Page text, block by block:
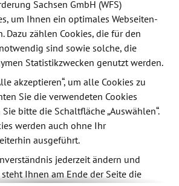
Stand zu bleiben. In der
Praktiker im Exportbereich
Überblick über alle relevanten
Jahreswechsel.
statistischen Warennummern
2025
des Unionszollkodex (UZK)
Sachsen GmbH (WFS)
um Ihnen ein optimales Webseiten-
Dazu zählen Cookies, die für den
sind sowie solche, die
Statistikzwecken genutzt werden.
akzeptieren“, um alle Cookies zu
Sie die verwendeten Cookies
bitte die Schaltfläche „Auswählen“.
werden auch ohne Ihr
ausgeführt.
jederzeit ändern und
Ihnen am Ende der Seite die